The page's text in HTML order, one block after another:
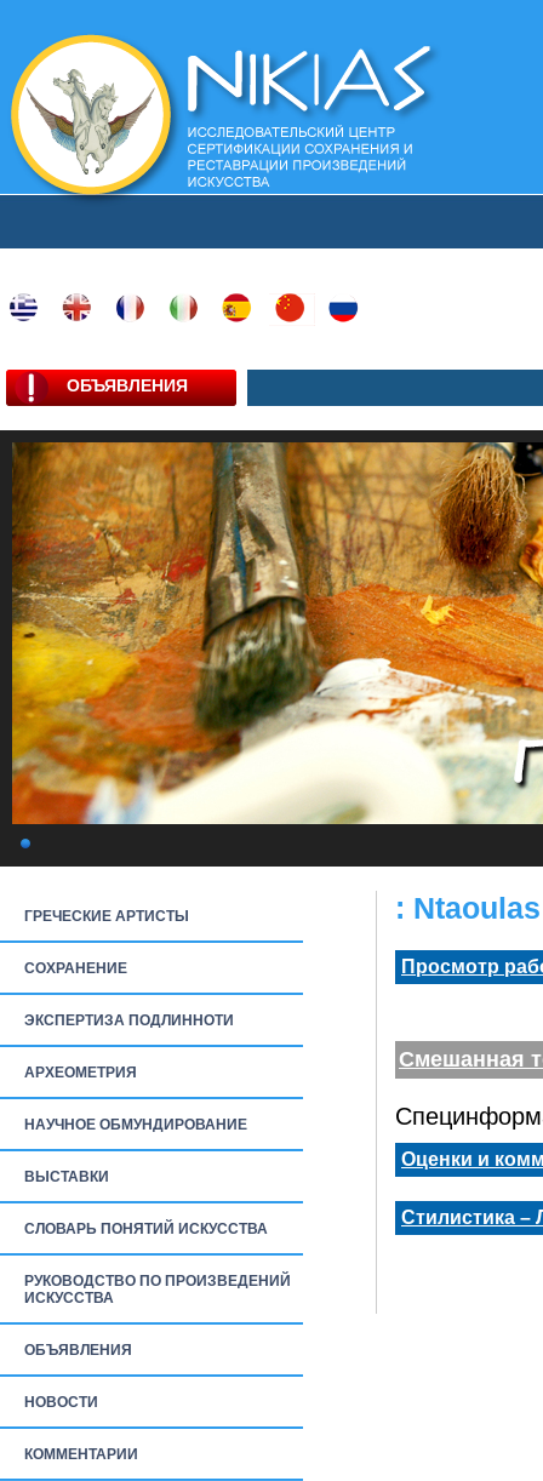
ОБЪЯВЛЕНИЯ
ГРЕЧЕСКИЕ АРТИСТЫ
СОХРАНЕНИЕ
ЭКСПЕРТИЗА ПОДЛИННОТИ
АРХЕОМЕТРИЯ
НАУЧНОЕ ОБМУНДИРОВАНИЕ
ВЫСТАВКИ
СЛОВАРЬ ПОНЯТИЙ ИСКУССТВА
РУКОВОДСТВО ПО ПРОИЗВЕДЕНИЙ
ИСКУССТВА
ОБЪЯВЛЕНИЯ
НОВОСТИ
КОММЕНТАРИИ
:
Просмотр
Смешанная
Оценки и
Стилистика –